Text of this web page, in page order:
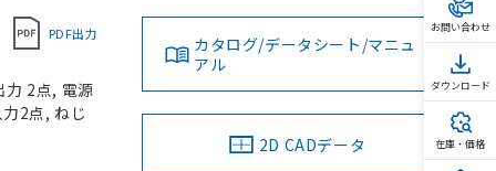
PDF出力
2点, 電源
2点, ねじ
カタログ/データシート/マニュ
アル
2D CADデータ
お問い合わせ
ダウンロード
在庫・価格